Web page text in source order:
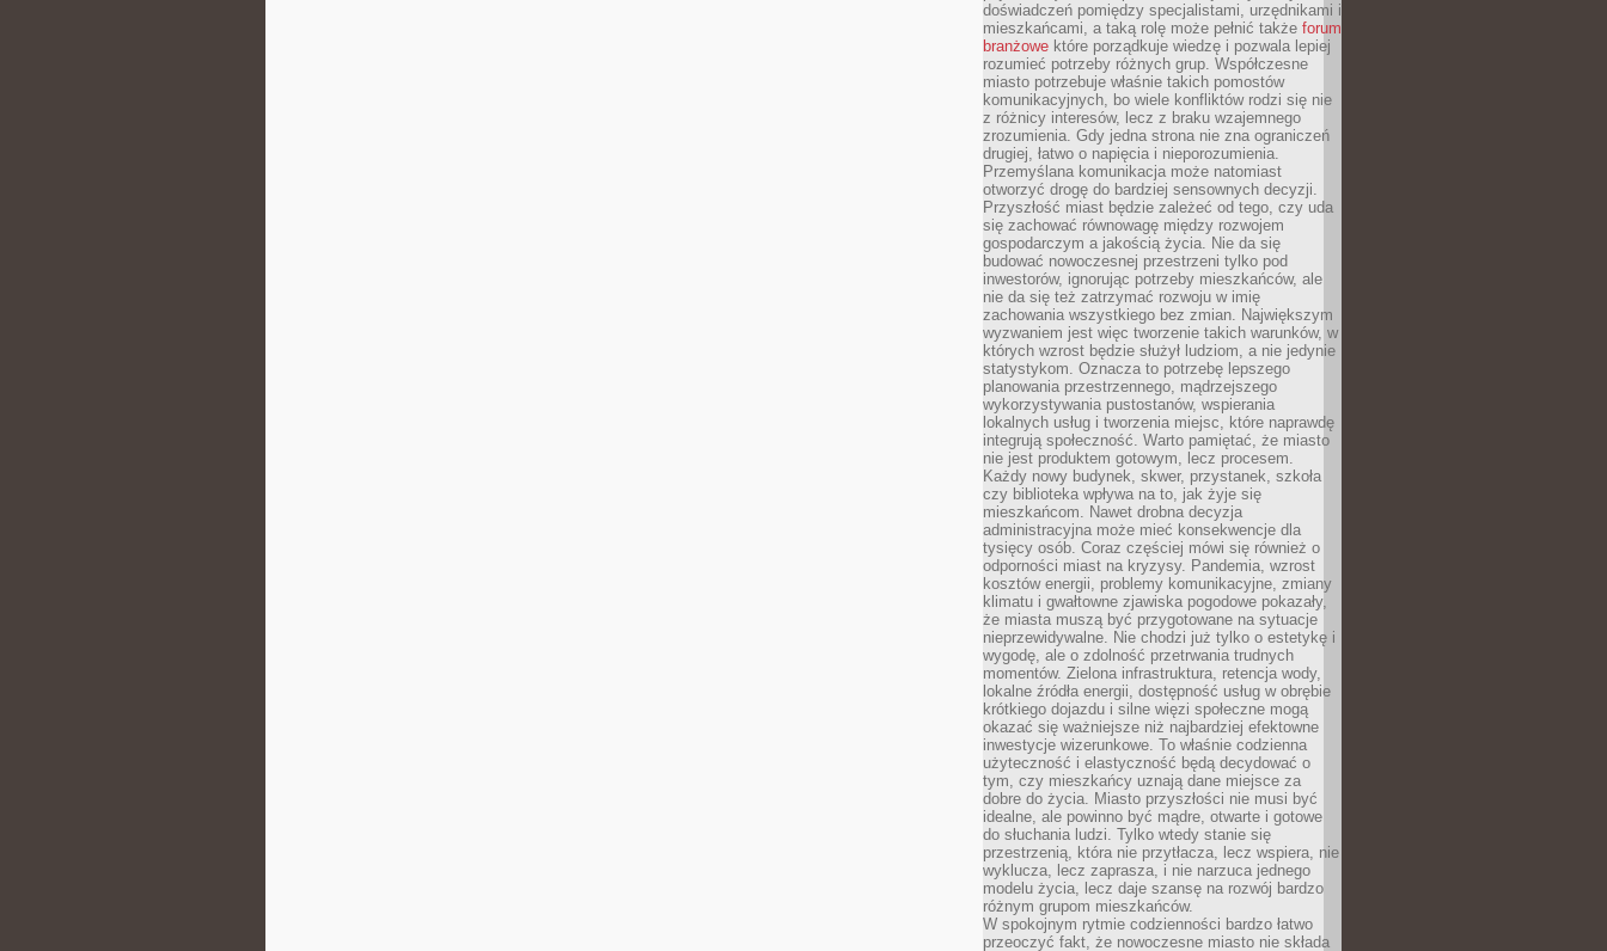
doświadczeń pomiędzy specjalistami, urzędnikami i
mieszkańcami, a taką rolę może pełnić także forum
branżowe które porządkuje wiedzę i pozwala lepiej
rozumieć potrzeby różnych grup. Współczesne
miasto potrzebuje właśnie takich pomostów
komunikacyjnych, bo wiele konfliktów rodzi się nie
z różnicy interesów, lecz z braku wzajemnego
zrozumienia. Gdy jedna strona nie zna ograniczeń
drugiej, łatwo o napięcia i nieporozumienia.
Przemyślana komunikacja może natomiast
otworzyć drogę do bardziej sensownych decyzji.
Przyszłość miast będzie zależeć od tego, czy uda
się zachować równowagę między rozwojem
gospodarczym a jakością życia. Nie da się
budować nowoczesnej przestrzeni tylko pod
inwestorów, ignorując potrzeby mieszkańców, ale
nie da się też zatrzymać rozwoju w imię
zachowania wszystkiego bez zmian. Największym
wyzwaniem jest więc tworzenie takich warunków, w
których wzrost będzie służył ludziom, a nie jedynie
statystykom. Oznacza to potrzebę lepszego
planowania przestrzennego, mądrzejszego
wykorzystywania pustostanów, wspierania
lokalnych usług i tworzenia miejsc, które naprawdę
integrują społeczność. Warto pamiętać, że miasto
nie jest produktem gotowym, lecz procesem.
Każdy nowy budynek, skwer, przystanek, szkoła
czy biblioteka wpływa na to, jak żyje się
mieszkańcom. Nawet drobna decyzja
administracyjna może mieć konsekwencje dla
tysięcy osób. Coraz częściej mówi się również o
odporności miast na kryzysy. Pandemia, wzrost
kosztów energii, problemy komunikacyjne, zmiany
klimatu i gwałtowne zjawiska pogodowe pokazały,
że miasta muszą być przygotowane na sytuacje
nieprzewidywalne. Nie chodzi już tylko o estetykę i
wygodę, ale o zdolność przetrwania trudnych
momentów. Zielona infrastruktura, retencja wody,
lokalne źródła energii, dostępność usług w obrębie
krótkiego dojazdu i silne więzi społeczne mogą
okazać się ważniejsze niż najbardziej efektowne
inwestycje wizerunkowe. To właśnie codzienna
użyteczność i elastyczność będą decydować o
tym, czy mieszkańcy uznają dane miejsce za
dobre do życia. Miasto przyszłości nie musi być
idealne, ale powinno być mądre, otwarte i gotowe
do słuchania ludzi. Tylko wtedy stanie się
przestrzenią, która nie przytłacza, lecz wspiera, nie
wyklucza, lecz zaprasza, i nie narzuca jednego
modelu życia, lecz daje szansę na rozwój bardzo
różnym grupom mieszkańców.
W spokojnym rytmie codzienności bardzo łatwo
przeoczyć fakt, że nowoczesne miasto nie składa